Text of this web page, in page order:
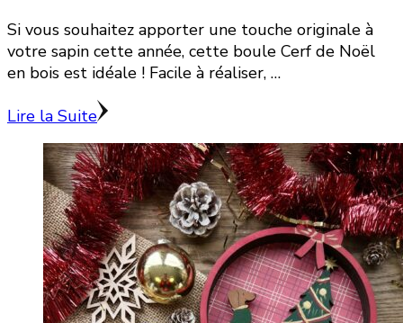
Si vous souhaitez apporter une touche originale à
votre sapin cette année, cette boule Cerf de Noël
en bois est idéale ! Facile à réaliser, …
Lire la Suite